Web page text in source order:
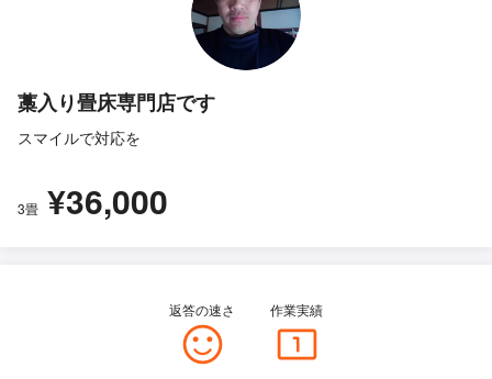
藁入り畳床専門店です
スマイルで対応を
3畳 ¥36,000
返答の速さ 作業実績